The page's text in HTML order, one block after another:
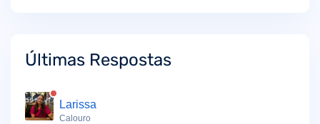
Últimas Respostas
Larissa
Calouro